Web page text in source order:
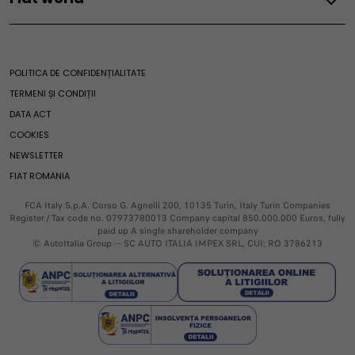
Scudo
Doblò
E-Doblò
Mobilitate electrică
Vehicule hibride
Promoții
Leasing Financiar
Întreținere și asistență
Asistență rutieră
Solicită Oferta
Service
Perioada de Garanție
Istorie
Noutăți și evenimente
Casa 500
Merchandising
Serii speciale
POLITICA DE CONFIDENȚIALITATE
TERMENI ȘI CONDIȚII
DATA ACT
COOKIES
NEWSLETTER
FIAT ROMANIA
FCA Italy S.p.A. Corso G. Agnelli 200, 10135 Turin, Italy Turin Companies
Register / Tax code no. 07973780013 Company capital 850.000.000 Euros, fully
paid up A single shareholder company
© AutoItalia Group --- SC AUTO ITALIA IMPEX SRL, CUI: RO 3786213